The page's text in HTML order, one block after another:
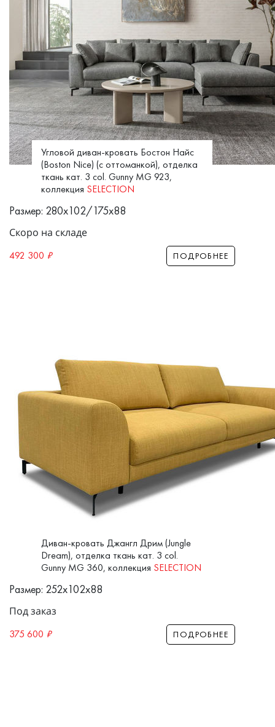
Угловой диван-кровать Бостон Найс
(Boston Nice) (c оттоманкой), отделка
ткань кат. 3 col. Gunny MG 923,
коллекция SELECTION
Размер: 280x102/175x88
Скоро на складе
492 300 ₽ ПОДРОБНЕЕ
Диван-кровать Джангл Дрим (Jungle
Dream), отделка ткань кат. 3 col.
Gunny MG 360, коллекция SELECTION
Размер: 252x102x88
Под заказ
375 600 ₽ ПОДРОБНЕЕ